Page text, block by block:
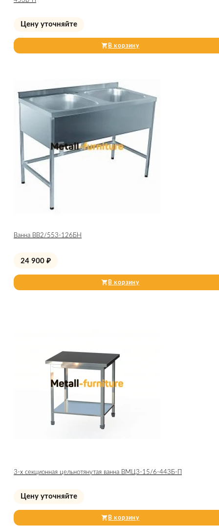
Цену уточняйте
В корзину
Ванна ВВ2/553-126БН
24 900 ₽
В корзину
3-х секционная цельнотянутая ванна ВМЦ3-15/6-443Б-П
Цену уточняйте
В корзину